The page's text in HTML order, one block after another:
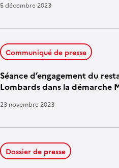
5 décembre 2023
Séance d’engagement du
Lombards dans la démarche
Communiqué de presse
23 novembre 2023
Dossier de presse